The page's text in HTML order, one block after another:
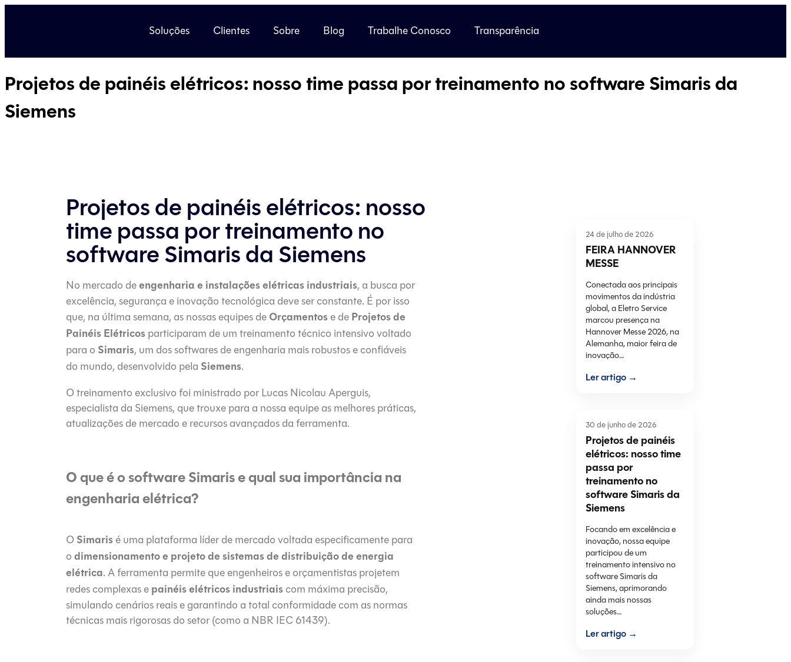
Soluções Clientes Sobre Blog Trabalhe Conosco Transparência
Projetos de painéis elétricos: nosso time passa por treinamento no software Simaris da
Siemens
Projetos de painéis elétricos: nosso
time passa por treinamento no
software Simaris da Siemens
No mercado deengenharia e instalações elétricas industriais, a busca por
excelência, segurança e inovação tecnológica deve ser constante. É por isso
que, na última semana, as nossas equipes deOrçamentose deProjetos de
Painéis Elétricosparticiparam de um treinamento técnico intensivo voltado
para o Simaris, um dos softwares de engenharia mais robustos e confiáveis
do mundo, desenvolvido pela Siemens.
O treinamento exclusivo foi ministrado por Lucas Nicolau Aperguis,
especialista da Siemens, que trouxe para a nossa equipe as melhores práticas,
atualizações de mercado e recursos avançados da ferramenta.
O que é o software Simaris e qual sua importância na
engenharia elétrica?
OSimarisé uma plataforma líder de mercado voltada especificamente para
odimensionamento e projeto de sistemas de distribuição de energia
elétrica. A ferramenta permite que engenheiros e orçamentistas projetem
redes complexas epainéis elétricos industriaiscom máxima precisão,
simulando cenários reais e garantindo a total conformidade com as normas
técnicas mais rigorosas do setor (como a NBR IEC 61439).
24 de julho de 2026
FEIRA HANNOVER
MESSE
Conectada aos principais
movimentos da indústria
global, a Eletro Service
marcou presença na
Hannover Messe 2026, na
Alemanha, maior feira de
inovação…
Ler artigo →
30 de junho de 2026
Projetos de painéis
elétricos: nosso time
passa por
treinamento no
software Simaris da
Siemens
Focando em excelência e
inovação, nossa equipe
participou de um
treinamento intensivo no
software Simaris da
Siemens, aprimorando
ainda mais nossas
soluções…
Ler artigo →